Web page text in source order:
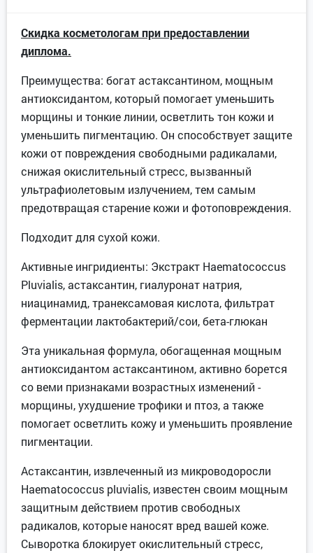
Скидка косметологам при предоставлении
диплома.
Преимущества: богат астаксантином, мощным
антиоксидантом, который помогает уменьшить
морщины и тонкие линии, осветлить тон кожи и
уменьшить пигментацию. Он способствует защите
кожи от повреждения свободными радикалами,
снижая окислительный стресс, вызванный
ультрафиолетовым излучением, тем самым
предотвращая старение кожи и фотоповреждения.
Подходит для сухой кожи.
Активные ингридиенты: Экстракт Haematococcus
Pluvialis, астаксантин, гиалуронат натрия,
ниацинамид, транексамовая кислота, фильтрат
ферментации лактобактерий/сои, бета-глюкан
Эта уникальная формула, обогащенная мощным
антиоксидантом астаксантином, активно борется
со веми признаками возрастных изменений -
морщины, ухудшение трофики и птоз, а также
помогает осветлить кожу и уменьшить проявление
пигментации.
Астаксантин, извлеченный из микроводоросли
Haematococcus pluvialis, известен своим мощным
защитным действием против свободных
радикалов, которые наносят вред вашей коже.
Сыворотка блокирует окислительный стресс,